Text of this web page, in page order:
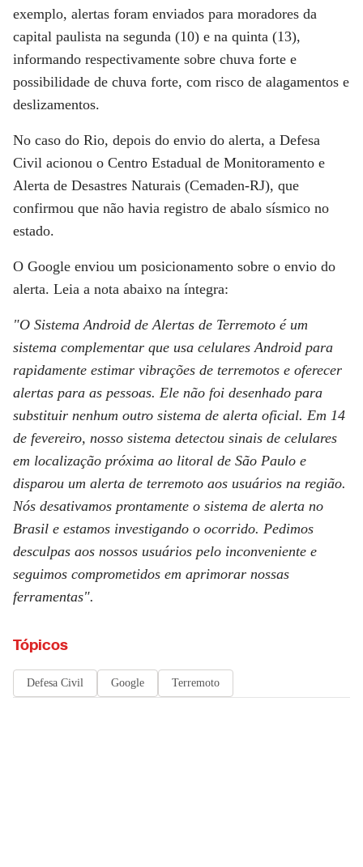
exemplo, alertas foram enviados para moradores da
capital paulista na segunda (10) e na quinta (13),
informando respectivamente sobre chuva forte e
possibilidade de chuva forte, com risco de alagamentos e
deslizamentos.
No caso do Rio, depois do envio do alerta, a Defesa
Civil acionou o Centro Estadual de Monitoramento e
Alerta de Desastres Naturais (Cemaden-RJ), que
confirmou que não havia registro de abalo sísmico no
estado.
O Google enviou um posicionamento sobre o envio do
alerta. Leia a nota abaixo na íntegra:
"O Sistema Android de Alertas de Terremoto é um
sistema complementar que usa celulares Android para
rapidamente estimar vibrações de terremotos e oferecer
alertas para as pessoas. Ele não foi desenhado para
substituir nenhum outro sistema de alerta oficial. Em 14
de fevereiro, nosso sistema detectou sinais de celulares
em localização próxima ao litoral de São Paulo e
disparou um alerta de terremoto aos usuários na região.
Nós desativamos prontamente o sistema de alerta no
Brasil e estamos investigando o ocorrido. Pedimos
desculpas aos nossos usuários pelo inconveniente e
seguimos comprometidos em aprimorar nossas
ferramentas".
Tópicos
Defesa Civil Google Terremoto